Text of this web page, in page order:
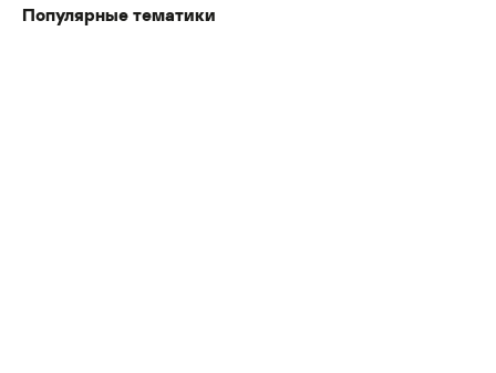
Популярные тематики